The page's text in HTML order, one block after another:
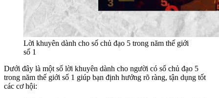
Lời khuyên dành cho số chủ đạo 5 trong năm thế giới
số 1
Dưới đây là một số lời khuyên dành cho người có số chủ đạo 5
trong năm thế giới số 1 giúp bạn định hướng rõ ràng, tận dụng tốt
các cơ hội: